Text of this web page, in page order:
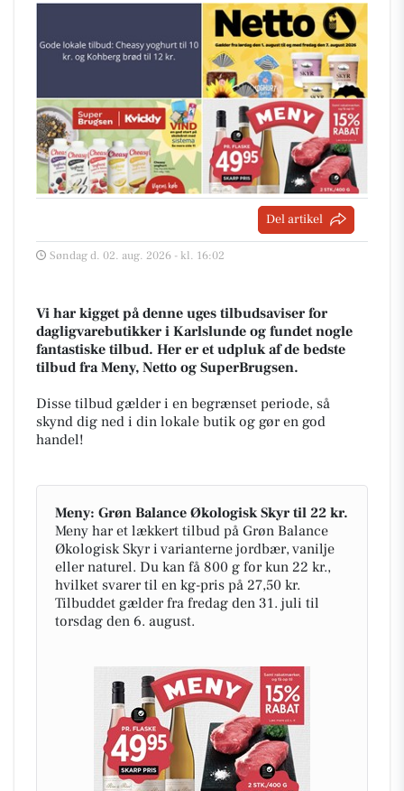
Del artikel
Søndag d. 02. aug. 2026 - kl. 16:02
Vi har kigget på denne uges tilbudsaviser for
dagligvarebutikker i Karlslunde og fundet nogle
fantastiske tilbud. Her er et udpluk af de bedste
tilbud fra Meny, Netto og SuperBrugsen.
Disse tilbud gælder i en begrænset periode, så
skynd dig ned i din lokale butik og gør en god
handel!
Meny: Grøn Balance Økologisk Skyr til 22 kr.
Meny har et lækkert tilbud på Grøn Balance
Økologisk Skyr i varianterne jordbær, vanilje
eller naturel. Du kan få 800 g for kun 22 kr.,
hvilket svarer til en kg-pris på 27,50 kr.
Tilbuddet gælder fra fredag den 31. juli til
torsdag den 6. august.